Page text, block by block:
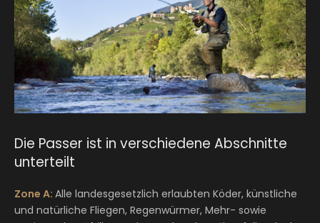
Die Passer ist in verschiedene Abschnitte
unterteilt
Zone A: Alle landesgesetzlich erlaubten Köder, künstliche
und natürliche Fliegen, Regenwürmer, Mehr- sowie